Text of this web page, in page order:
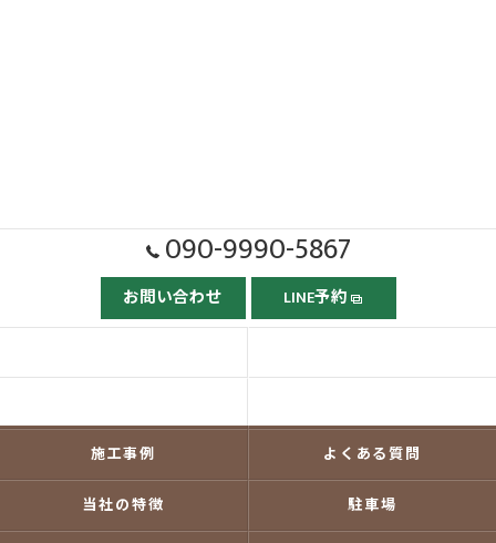
090-9990-5867
お問い合わせ LINE予約
施工事例 よくある質問
当社の特徴 駐車場